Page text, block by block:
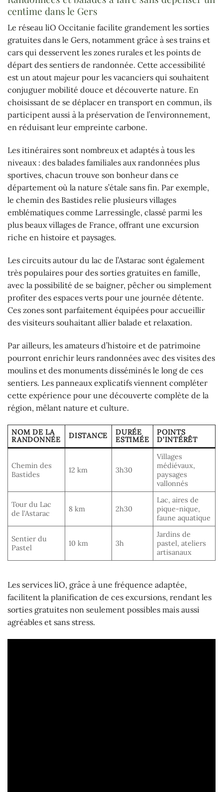
centime dans le Gers
Le réseau liO Occitanie facilite grandement les sorties
gratuites dans le Gers, notamment grâce à ses trains et
cars qui desservent les zones rurales et les points de
départ des sentiers de randonnée. Cette accessibilité
est un atout majeur pour les vacanciers qui souhaitent
conjuguer mobilité douce et découverte nature. En
choisissant de se déplacer en transport en commun, ils
participent aussi à la préservation de l’environnement,
en réduisant leur empreinte carbone.
Les itinéraires sont nombreux et adaptés à tous les
niveaux : des balades familiales aux randonnées plus
sportives, chacun trouve son bonheur dans ce
département où la nature s’étale sans fin. Par exemple,
le chemin des Bastides relie plusieurs villages
emblématiques comme Larressingle, classé parmi les
plus beaux villages de France, offrant une excursion
riche en histoire et paysages.
Les circuits autour du lac de l’Astarac sont également
très populaires pour des sorties gratuites en famille,
avec la possibilité de se baigner, pêcher ou simplement
profiter des espaces verts pour une journée détente.
Ces zones sont parfaitement équipées pour accueillir
des visiteurs souhaitant allier balade et relaxation.
Par ailleurs, les amateurs d’histoire et de patrimoine
pourront enrichir leurs randonnées avec des visites des
moulins et des monuments disséminés le long de ces
sentiers. Les panneaux explicatifs viennent compléter
cette expérience pour une découverte complète de la
région, mêlant nature et culture.
NOM DE LA
RANDONNÉE
DISTANCE
DURÉE
ESTIMÉE
POINTS
D’INTÉRÊT
Chemin des
Bastides
12 km 3h30
Villages
médiévaux,
paysages
vallonnés
Tour du Lac
de l’Astarac
8 km 2h30
Lac, aires de
pique-nique,
faune aquatique
Sentier du
Pastel
10 km 3h
Jardins de
pastel, ateliers
artisanaux
Les services liO, grâce à une fréquence adaptée,
facilitent la planification de ces excursions, rendant les
sorties gratuites non seulement possibles mais aussi
agréables et sans stress.